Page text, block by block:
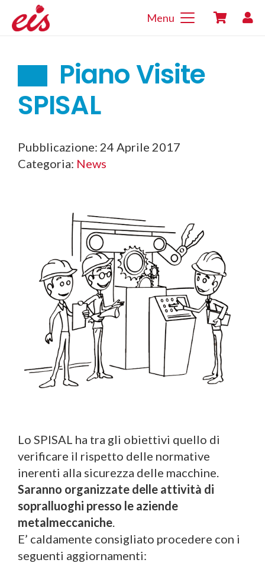
Menu
Piano Visite
SPISAL
Pubblicazione: 24 Aprile 2017
Categoria: News
Lo SPISAL ha tra gli obiettivi quello di
verificare il rispetto delle normative
inerenti alla sicurezza delle macchine.
Saranno organizzate delle attività di
sopralluoghi presso le aziende
metalmeccaniche.
E’ caldamente consigliato procedere con i
seguenti aggiornamenti: